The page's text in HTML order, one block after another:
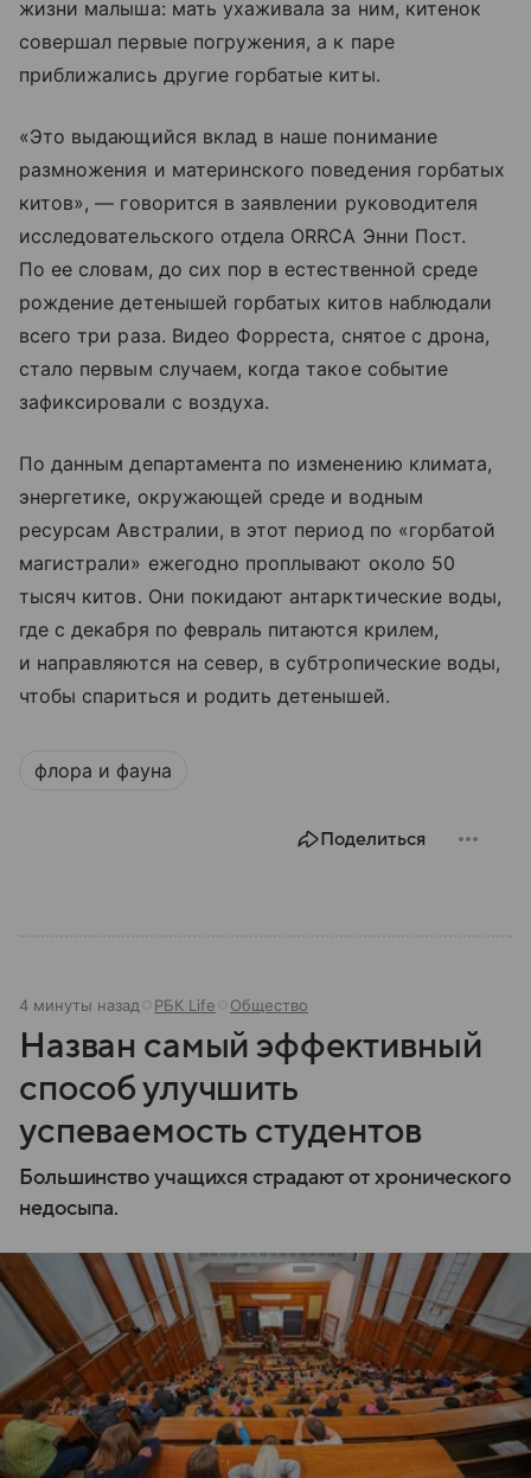
жизни малыша: мать ухаживала за ним, китенок
совершал первые погружения, а к паре
приближались другие горбатые киты.
«Это выдающийся вклад в наше понимание
размножения и материнского поведения горбатых
китов», — говорится в заявлении руководителя
исследовательского отдела ORRCA Энни Пост.
По ее словам, до сих пор в естественной среде
рождение детенышей горбатых китов наблюдали
всего три раза. Видео Форреста, снятое с дрона,
стало первым случаем, когда такое событие
зафиксировали с воздуха.
По данным департамента по изменению климата,
энергетике, окружающей среде и водным
ресурсам Австралии, в этот период по «горбатой
магистрали» ежегодно проплывают около 50
тысяч китов. Они покидают антарктические воды,
где с декабря по февраль питаются крилем,
и направляются на север, в субтропические воды,
чтобы спариться и родить детенышей.
флора и фауна
Поделиться
4 минуты назад РБК Life Общество
Назван самый эффективный
способ улучшить
успеваемость студентов
Большинство учащихся страдают от хронического
недосыпа.